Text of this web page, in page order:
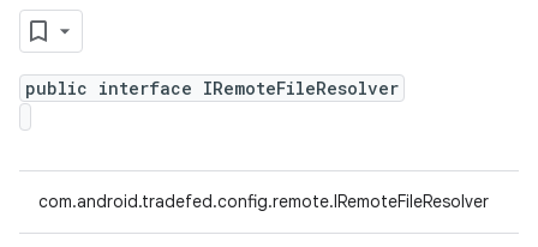
public interface IRemoteFileResolver
com.android.tradefed.config.remote.IRemoteFileResolver